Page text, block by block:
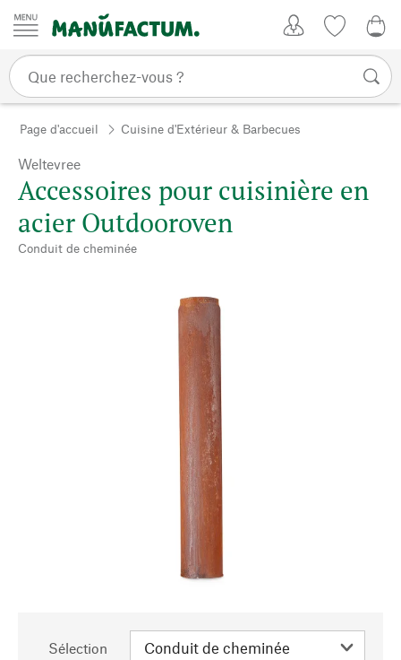
Passer au contenu
Page d'accueil Cuisine d'Extérieur & Barbecues
Weltevree
Accessoires pour cuisinière en
acier Outdooroven
Conduit de cheminée
Sélection